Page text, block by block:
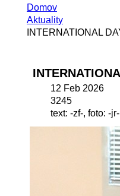
Domov
Aktuality
INTERNATIONAL
12 Feb 2026
3245
text: -zf-, foto: -jr-